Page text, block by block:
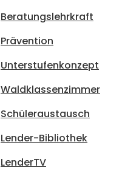
Beratungslehrkraft
Prävention
Unterstufenkonzept
Waldklassenzimmer
Schüleraustausch
Lender-Bibliothek
LenderTV